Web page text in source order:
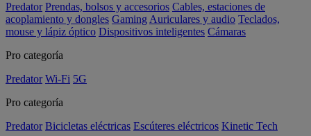
Predator Prendas, bolsos y accesorios Cables, estaciones de
acoplamiento y dongles Gaming Auriculares y audio Teclados,
mouse y lápiz óptico Dispositivos inteligentes Cámaras
Pro categoría
Predator Wi-Fi 5G
Pro categoría
Predator Bicicletas eléctricas Escúteres eléctricos Kinetic Tech